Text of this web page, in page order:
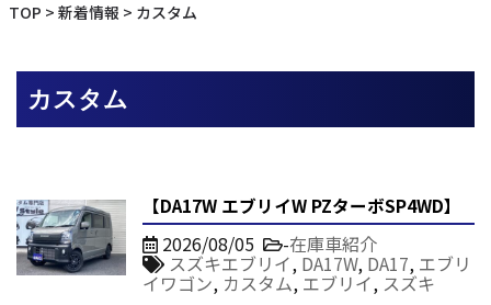
TOP 新着情報 カスタム
カスタム
【DA17W エブリイW PZターボSP4WD】
2026/08/05 -在庫車紹介
スズキエブリイ, DA17W, DA17, エブリ
イワゴン, カスタム, エブリイ, スズキ